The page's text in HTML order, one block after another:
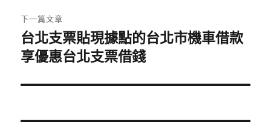
章:
下一篇文章
下
一
文
台北支票貼現據點的台北市機車借款
享優惠台北支票借錢